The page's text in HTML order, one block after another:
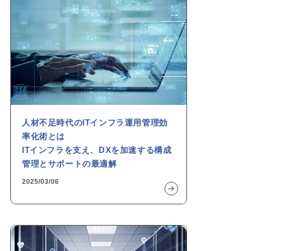
人材不足時代のITインフラ運用管理効
率化術とは
ITインフラを支え、DXを加速する構成
管理とサポートの最適解
2025/03/06